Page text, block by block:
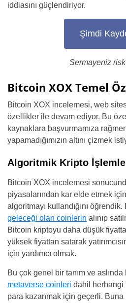
iddiasını güçlendiriyor.
Şimdi
Sermayeniz risk
Bitcoin XOX Temel
Bitcoin XOX incelemesi, web
özellikler ile devam ediyor. Bu
kaynaklara başvurmamıza
yapamadığımızın altını çizmek
Algoritmik Kripto
Bitcoin XOX incelemesi
piyasalarından kar elde etmek
algoritmayı kullandığını öğrendik.
geleceği olan coinlerin alınıp
Bitcoin kriptoyu daha düşük
yüksek fiyattan satarak
için yardımcı olmak.
Bu çok genel bir tanım ve
metaverse coinleri dahil herhangi
para kazanmak için geçerli.